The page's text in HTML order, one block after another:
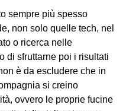
sempre più spesso
non solo quelle tech, nel
o ricerca nelle
di sfruttarne poi i risultati
è da escludere che in
si creino
ovvero le proprie fucine